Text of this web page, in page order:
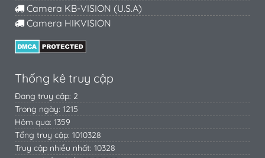
Camera KB-VISION (U.S.A)
Camera HIKVISION
Thống kê truy cập
Đang truy cập: 2
Trong ngày: 1215
Hôm qua: 1359
Tổng truy cập: 1010328
Truy cập nhiều nhất: 10328